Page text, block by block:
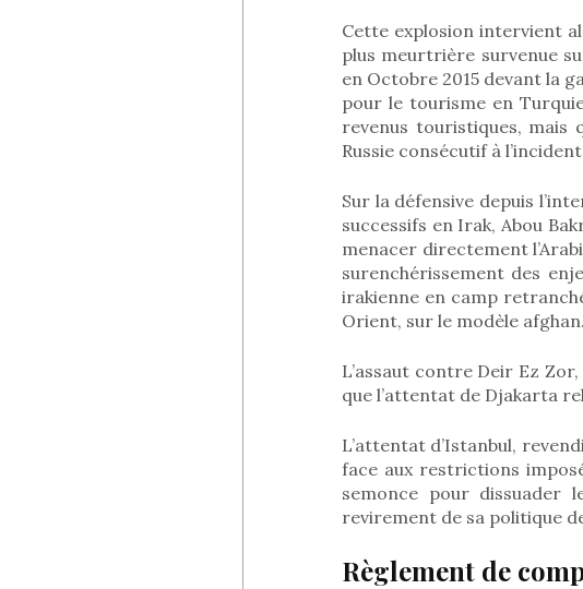
Cette explosion intervient
plus meurtrière survenue
en Octobre 2015 devant la
pour le tourisme en
revenus touristiques,
Russie consécutif à
Sur la défensive depuis
successifs en Irak, Abou
menacer directement
surenchérissement des
irakienne en camp
Orient, sur le modèle
L’assaut contre Deir Ez
que l’attentat de Djakarta
L’attentat d’Istanbul,
face aux restrictions
semonce pour dissuader
revirement de sa politique
Règlement de